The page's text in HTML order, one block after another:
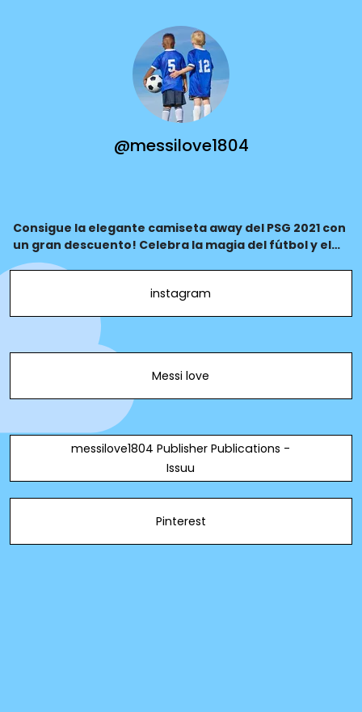
@messilove1804
Consigue la elegante camiseta away del PSG 2021 con
un gran descuento! Celebra la magia del fútbol y el
debut de Messi en el PSG 2021 con esta icónica
instagram
Messi love
messilove1804 Publisher Publications -
Issuu
Pinterest